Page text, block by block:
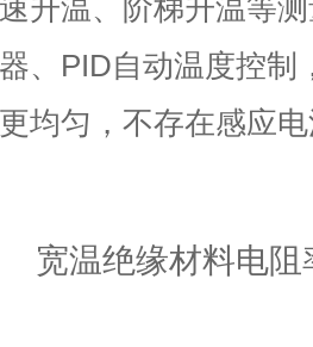
升温、阶梯升温等
、PID自动温度控制
均匀，不存在感应